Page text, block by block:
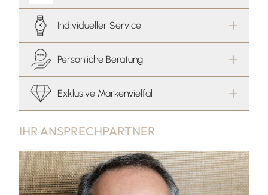
IHR ANSPRECHPARTNER
Individueller Service
Persönliche Beratung
Exklusive Markenvielfalt